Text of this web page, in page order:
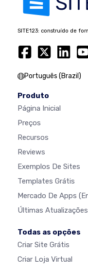
SITE123: construído de
Português (Brazil)
Produto
Página Inicial
Preços
Recursos
Reviews
Exemplos De Sites
Templates Grátis
Mercado De Apps
Últimas Atualizações
Todas as opções
Criar Site Grátis
Criar Loja Virtual